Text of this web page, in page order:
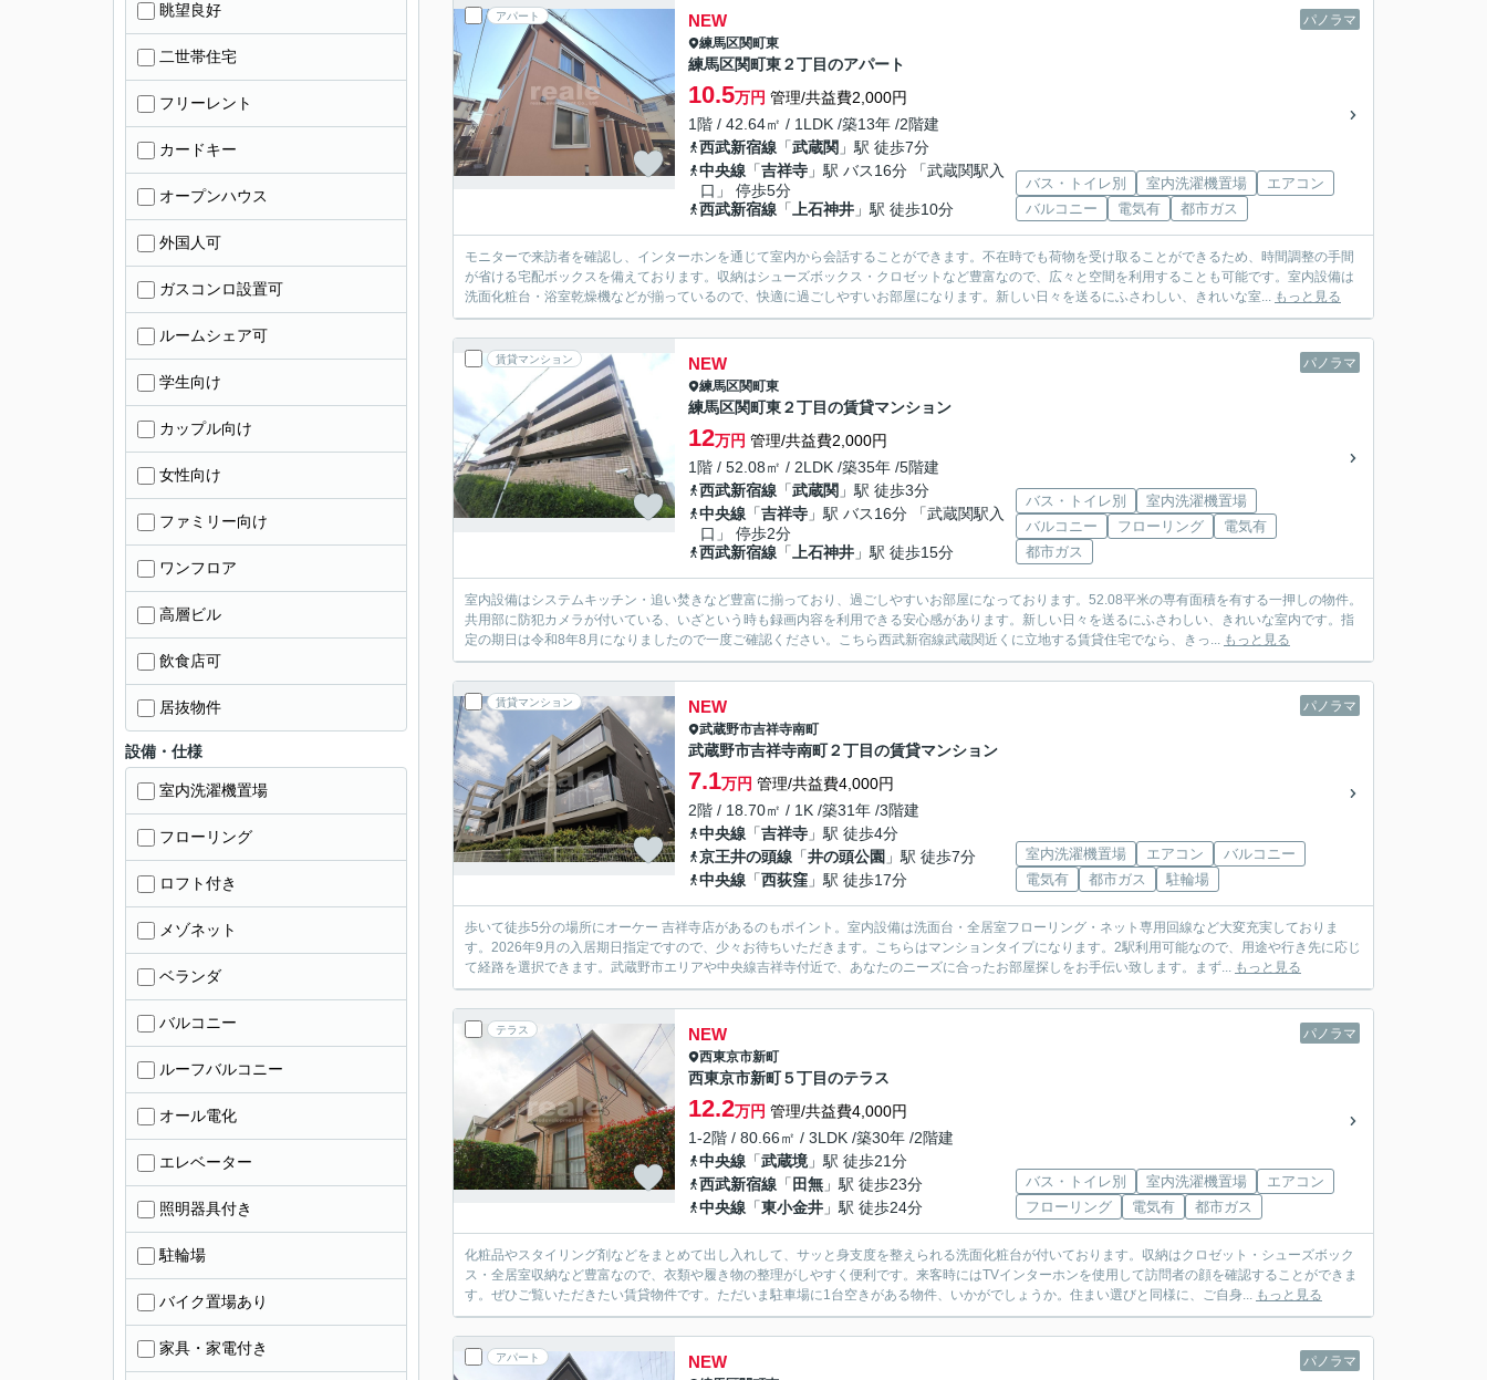
アパート パノラマ
NEW
練馬区関町東
練馬区関町東２丁目のアパート
10.5万円 管理/共益費2,000円
1階 / 42.64㎡ / 1LDK /築13年 /2階建
西武新宿線 「武蔵関 」駅 徒歩7分
中央線 「吉祥寺 」駅 バス16分 「武蔵関駅入
口」 停歩5分
西武新宿線 「 上石神井 」駅 徒歩10分
バス・トイレ別 室内洗濯機置場
エアコン
バルコニー
電気有 都市ガス
モニターで来訪者を確認し、インターホンを通じて室内から会話することができます。不在時でも荷物を受け取ることができるため、時間調整の手間
が省ける宅配ボックスを備えております。収納はシューズボックス・クロゼットなど豊富なので、広々と空間を利用することも可能です。室内設備は
洗面化粧台・浴室乾燥機などが揃っているので、快適に過ごしやすいお部屋になります。新しい日々を送るにふさわしい、きれいな室... もっと見る
賃貸マンション パノラマ
NEW
練馬区関町東
練馬区関町東２丁目の賃貸マンション
12万円 管理/共益費2,000円
1階 / 52.08㎡ / 2LDK /築35年 /5階建
西武新宿線 「武蔵関 」駅 徒歩3分
中央線 「吉祥寺 」駅 バス16分 「武蔵関駅入
口」 停歩2分
西武新宿線 「 上石神井 」駅 徒歩15分
バス・トイレ別
室内洗濯機置場
バルコニー
フローリング
電気有
都市ガス
室内設備はシステムキッチン・追い焚きなど豊富に揃っており、過ごしやすいお部屋になっております。52.08平米の専有面積を有する一押しの物件。
共用部に防犯カメラが付いている、いざという時も録画内容を利用できる安心感があります。新しい日々を送るにふさわしい、きれいな室内です。指
定の期日は令和8年8月になりましたので一度ご確認ください。こちら西武新宿線武蔵関近くに立地する賃貸住宅でなら、きっ... もっと見る
賃貸マンション パノラマ
NEW
武蔵野市吉祥寺南町
武蔵野市吉祥寺南町２丁目の賃貸マンション
7.1万円 管理/共益費4,000円
2階 / 18.70㎡ / 1K /築31年 /3階建
中央線 「吉祥寺 」駅 徒歩4分
京王井の頭線 「井の頭公園 」駅 徒歩7分
中央線 「西荻窪 」駅 徒歩17分
室内洗濯機置場 エアコン
バルコニー
電気有
都市ガス 駐輪場
歩いて徒歩5分の場所にオーケー 吉祥寺店があるのもポイント。室内設備は洗面台・全居室フローリング・ネット専用回線など大変充実しておりま
す。2026年9月の入居期日指定ですので、少々お待ちいただきます。こちらはマンションタイプになります。2駅利用可能なので、用途や行き先に応じ
て経路を選択できます。武蔵野市エリアや中央線吉祥寺付近で、あなたのニーズに合ったお部屋探しをお手伝い致します。まず... もっと見る
テラス パノラマ
NEW
西東京市新町
西東京市新町５丁目のテラス
12.2万円 管理/共益費4,000円
1-2階 / 80.66㎡ / 3LDK /築30年 /2階建
中央線 「武蔵境」駅 徒歩21分
西武新宿線 「 田無 」駅 徒歩23分
中央線 「東小金井 」駅 徒歩24分
バス・トイレ別 室内洗濯機置場
エアコン
フローリング
電気有 都市ガス
化粧品やスタイリング剤などをまとめて出し入れして、サッと身支度を整えられる洗面化粧台が付いております。収納はクロゼット・シューズボック
ス・全居室収納など豊富なので、衣類や履き物の整理がしやすく便利です。来客時にはTVインターホンを使用して訪問者の顔を確認することができま
す。ぜひご覧いただきたい賃貸物件です。ただいま駐車場に1台空きがある物件、いかがでしょうか。住まい選びと同様に、ご自身... もっと見る
アパート パノラマ
NEW
眺望良好
二世帯住宅
フリーレント
カードキー
オープンハウス
外国人可
ガスコンロ設置可
ルームシェア可
学生向け
カップル向け
女性向け
ファミリー向け
ワンフロア
高層ビル
飲食店可
居抜物件
設備・仕様
室内洗濯機置場
フローリング
ロフト付き
メゾネット
ベランダ
バルコニー
ルーフバルコニー
オール電化
エレベーター
照明器具付き
駐輪場
バイク置場あり
家具・家電付き